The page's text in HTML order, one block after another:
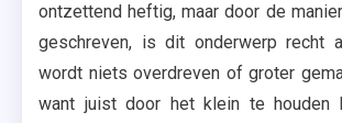
ontzettend heftig, maar door de
geschreven, is dit onderwerp recht
wordt niets overdreven of groter
want juist door het klein te houden